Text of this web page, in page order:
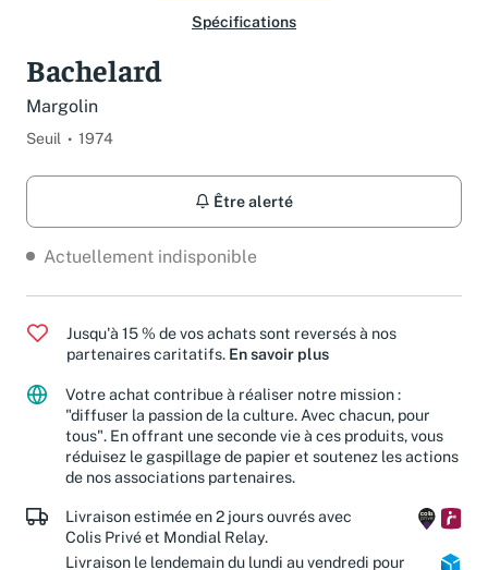
Spécifications
Bachelard
Margolin
Seuil 1974
Être alerté
Actuellement indisponible
Jusqu'à 15 % de vos achats sont reversés à nos
partenaires caritatifs. En savoir plus
Votre achat contribue à réaliser notre mission :
"diffuser la passion de la culture. Avec chacun, pour
tous". En offrant une seconde vie à ces produits, vous
réduisez le gaspillage de papier et soutenez les actions
de nos associations partenaires.
Livraison estimée en 2 jours ouvrés avec
Colis Privé et Mondial Relay.
Livraison le lendemain du lundi au vendredi pour